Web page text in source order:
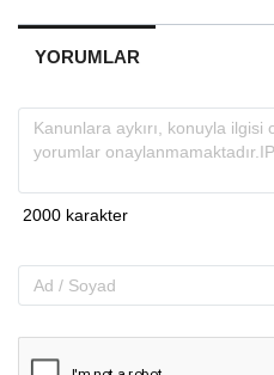
YORUMLAR